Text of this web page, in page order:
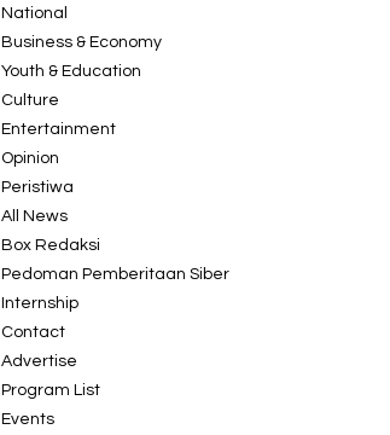
National
Business & Economy
Youth & Education
Culture
Entertainment
Opinion
Peristiwa
All News
Box Redaksi
Pedoman Pemberitaan Siber
Internship
Contact
Advertise
Program List
Events